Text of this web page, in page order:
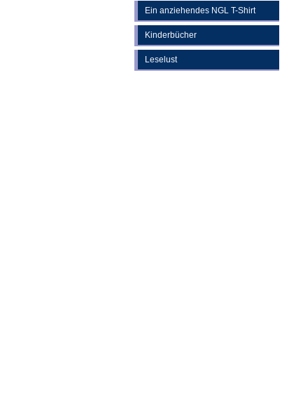
Ein anziehendes NGL T-Shirt
Kinderbücher
Leselust